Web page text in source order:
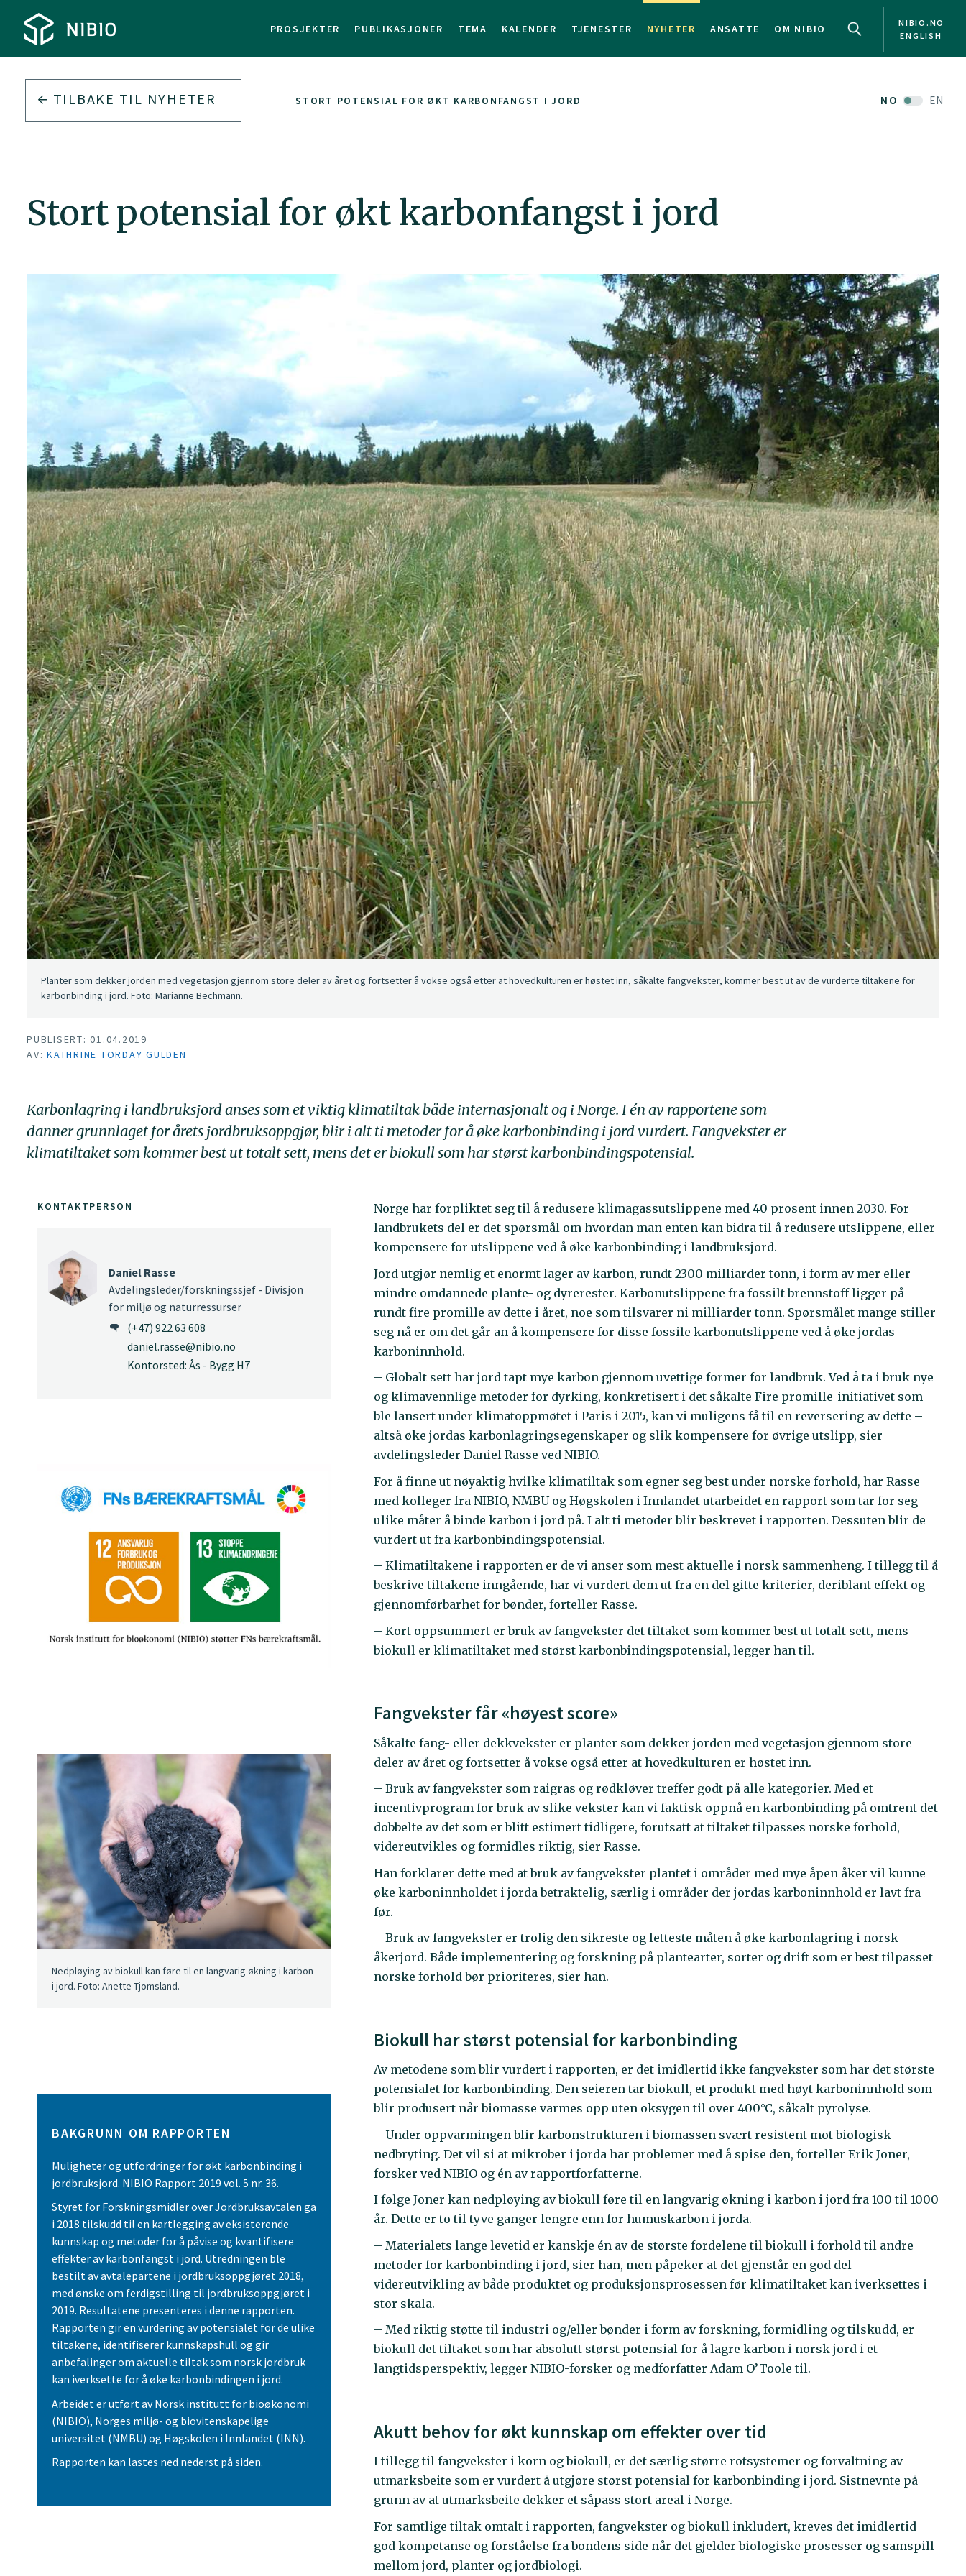
PROSJEKTER PUBLIKASJONER TEMA KALENDER TJENESTER NYHETER ANSATTE OM NIBIO
NIBIO.NO
ENGLISH
TILBAKE TIL NYHETER STORT POTENSIAL FOR ØKT KARBONFANGST I JORD NO EN
Stort potensial for økt karbonfangst i jord
Planter som dekker jorden med vegetasjon gjennom store deler av året og fortsetter å vokse også etter at hovedkulturen er høstet inn, såkalte fangvekster, kommer best ut av de vurderte tiltakene for
karbonbinding i jord. Foto: Marianne Bechmann.
PUBLISERT: 01.04.2019
AV: KATHRINE TORDAY GULDEN
Karbonlagring i landbruksjord anses som et viktig klimatiltak både internasjonalt og i Norge. I én av rapportene som
danner grunnlaget for årets jordbruksoppgjør, blir i alt ti metoder for å øke karbonbinding i jord vurdert. Fangvekster er
klimatiltaket som kommer best ut totalt sett, mens det er biokull som har størst karbonbindingspotensial.
Norge har forpliktet seg til å redusere klimagassutslippene med 40 prosent innen 2030. For
landbrukets del er det spørsmål om hvordan man enten kan bidra til å redusere utslippene, eller
kompensere for utslippene ved å øke karbonbinding i landbruksjord.
Jord utgjør nemlig et enormt lager av karbon, rundt 2300 milliarder tonn, i form av mer eller
mindre omdannede plante- og dyrerester. Karbonutslippene fra fossilt brennstoff ligger på
rundt fire promille av dette i året, noe som tilsvarer ni milliarder tonn. Spørsmålet mange stiller
seg nå er om det går an å kompensere for disse fossile karbonutslippene ved å øke jordas
karboninnhold.
– Globalt sett har jord tapt mye karbon gjennom uvettige former for landbruk. Ved å ta i bruk nye
og klimavennlige metoder for dyrking, konkretisert i det såkalte Fire promille-initiativet som
ble lansert under klimatoppmøtet i Paris i 2015, kan vi muligens få til en reversering av dette –
altså øke jordas karbonlagringsegenskaper og slik kompensere for øvrige utslipp, sier
avdelingsleder Daniel Rasse ved NIBIO.
For å finne ut nøyaktig hvilke klimatiltak som egner seg best under norske forhold, har Rasse
med kolleger fra NIBIO, NMBU og Høgskolen i Innlandet utarbeidet en rapport som tar for seg
ulike måter å binde karbon i jord på. I alt ti metoder blir beskrevet i rapporten. Dessuten blir de
vurdert ut fra karbonbindingspotensial.
– Klimatiltakene i rapporten er de vi anser som mest aktuelle i norsk sammenheng. I tillegg til å
beskrive tiltakene inngående, har vi vurdert dem ut fra en del gitte kriterier, deriblant effekt og
gjennomførbarhet for bønder, forteller Rasse.
– Kort oppsummert er bruk av fangvekster det tiltaket som kommer best ut totalt sett, mens
biokull er klimatiltaket med størst karbonbindingspotensial, legger han til.
Fangvekster får «høyest score»
Såkalte fang- eller dekkvekster er planter som dekker jorden med vegetasjon gjennom store
deler av året og fortsetter å vokse også etter at hovedkulturen er høstet inn.
– Bruk av fangvekster som raigras og rødkløver treffer godt på alle kategorier. Med et
incentivprogram for bruk av slike vekster kan vi faktisk oppnå en karbonbinding på omtrent det
dobbelte av det som er blitt estimert tidligere, forutsatt at tiltaket tilpasses norske forhold,
videreutvikles og formidles riktig, sier Rasse.
Han forklarer dette med at bruk av fangvekster plantet i områder med mye åpen åker vil kunne
øke karboninnholdet i jorda betraktelig, særlig i områder der jordas karboninnhold er lavt fra
før.
– Bruk av fangvekster er trolig den sikreste og letteste måten å øke karbonlagring i norsk
åkerjord. Både implementering og forskning på plantearter, sorter og drift som er best tilpasset
norske forhold bør prioriteres, sier han.
Biokull har størst potensial for karbonbinding
Av metodene som blir vurdert i rapporten, er det imidlertid ikke fangvekster som har det største
potensialet for karbonbinding. Den seieren tar biokull, et produkt med høyt karboninnhold som
blir produsert når biomasse varmes opp uten oksygen til over 400°C, såkalt pyrolyse.
– Under oppvarmingen blir karbonstrukturen i biomassen svært resistent mot biologisk
nedbryting. Det vil si at mikrober i jorda har problemer med å spise den, forteller Erik Joner,
forsker ved NIBIO og én av rapportforfatterne.
I følge Joner kan nedpløying av biokull føre til en langvarig økning i karbon i jord fra 100 til 1000
år. Dette er to til tyve ganger lengre enn for humuskarbon i jorda.
– Materialets lange levetid er kanskje én av de største fordelene til biokull i forhold til andre
metoder for karbonbinding i jord, sier han, men påpeker at det gjenstår en god del
videreutvikling av både produktet og produksjonsprosessen før klimatiltaket kan iverksettes i
stor skala.
– Med riktig støtte til industri og/eller bønder i form av forskning, formidling og tilskudd, er
biokull det tiltaket som har absolutt størst potensial for å lagre karbon i norsk jord i et
langtidsperspektiv, legger NIBIO-forsker og medforfatter Adam O’Toole til.
Akutt behov for økt kunnskap om effekter over tid
I tillegg til fangvekster i korn og biokull, er det særlig større rotsystemer og forvaltning av
utmarksbeite som er vurdert å utgjøre størst potensial for karbonbinding i jord. Sistnevnte på
grunn av at utmarksbeite dekker et såpass stort areal i Norge.
For samtlige tiltak omtalt i rapporten, fangvekster og biokull inkludert, kreves det imidlertid
god kompetanse og forståelse fra bondens side når det gjelder biologiske prosesser og samspill
mellom jord, planter og jordbiologi.
KONTAKTPERSON
Daniel Rasse
Avdelingsleder/forskningssjef - Divisjon
for miljø og naturressurser
(+47) 922 63 608
daniel.rasse@nibio.no
Kontorsted: Ås - Bygg H7
Nedpløying av biokull kan føre til en langvarig økning i karbon
i jord. Foto: Anette Tjomsland.
BAKGRUNN OM RAPPORTEN
Muligheter og utfordringer for økt karbonbinding i
jordbruksjord. NIBIO Rapport 2019 vol. 5 nr. 36.
Styret for Forskningsmidler over Jordbruksavtalen ga
i 2018 tilskudd til en kartlegging av eksisterende
kunnskap og metoder for å påvise og kvantifisere
effekter av karbonfangst i jord. Utredningen ble
bestilt av avtalepartene i jordbruksoppgjøret 2018,
med ønske om ferdigstilling til jordbruksoppgjøret i
2019. Resultatene presenteres i denne rapporten.
Rapporten gir en vurdering av potensialet for de ulike
tiltakene, identifiserer kunnskapshull og gir
anbefalinger om aktuelle tiltak som norsk jordbruk
kan iverksette for å øke karbonbindingen i jord.
Arbeidet er utført av Norsk institutt for bioøkonomi
(NIBIO), Norges miljø- og biovitenskapelige
universitet (NMBU) og Høgskolen i Innlandet (INN).
Rapporten kan lastes ned nederst på siden.